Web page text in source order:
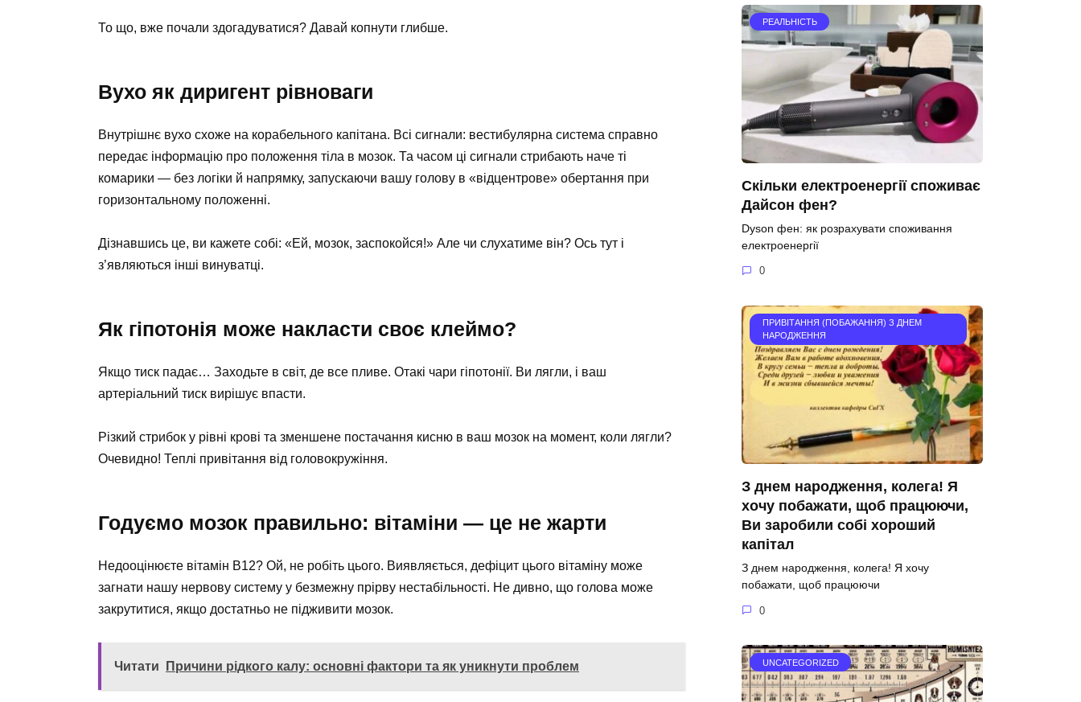
То що, вже почали здогадуватися? Давай копнути глибше.
Вухо як диригент рівноваги
Внутрішнє вухо схоже на корабельного капітана. Всі сигнали: вестибулярна система справно
передає інформацію про положення тіла в мозок. Та часом ці сигнали стрибають наче ті
комарики — без логіки й напрямку, запускаючи вашу голову в «відцентрове» обертання при
горизонтальному положенні.
Дізнавшись це, ви кажете собі: «Ей, мозок, заспокойся!» Але чи слухатиме він? Ось тут і
з’являються інші винуватці.
Як гіпотонія може накласти своє клеймо?
Якщо тиск падає… Заходьте в світ, де все пливе. Отакі чари гіпотонії. Ви лягли, і ваш
артеріальний тиск вирішує впасти.
Різкий стрибок у рівні крові та зменшене постачання кисню в ваш мозок на момент, коли лягли?
Очевидно! Теплі привітання від головокружіння.
Годуємо мозок правильно: вітаміни — це не жарти
Недооцінюєте вітамін В12? Ой, не робіть цього. Виявляється, дефіцит цього вітаміну може
загнати нашу нервову систему у безмежну прірву нестабільності. Не дивно, що голова може
закрутитися, якщо достатньо не підживити мозок.
Читати Причини рідкого калу: основні фактори та як уникнути проблем
РЕАЛЬНІСТЬ
Скільки електроенергії споживає
Дайсон фен?
Dyson фен: як розрахувати споживання
електроенергії
0
ПРИВІТАННЯ (ПОБАЖАННЯ) З ДНЕМ
НАРОДЖЕННЯ
З днем народження, колега! Я
хочу побажати, щоб працюючи,
Ви заробили собі хороший
капітал
З днем народження, колега! Я хочу
побажати, щоб працюючи
0
UNCATEGORIZED